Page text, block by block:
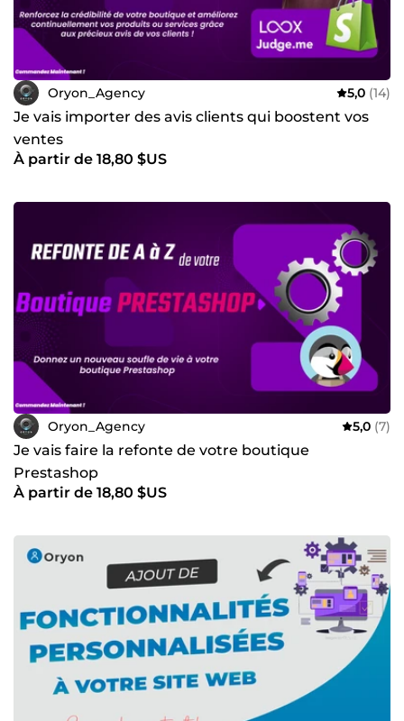
Oryon_Agency 5,0 (14)
Je vais importer des avis clients qui boostent vos
ventes
À partir de 18,80 $US
Oryon_Agency 5,0 (7)
Je vais faire la refonte de votre boutique
Prestashop
À partir de 18,80 $US